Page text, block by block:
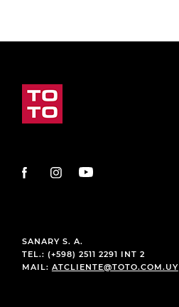
SANARY S. A.
TEL.: (+598) 2511 2291 INT 2
MAIL: ATCLIENTE@TOTO.COM.UY